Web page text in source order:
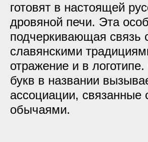
готовят в настоящей
дровяной печи. Эта
подчеркивающая связь
славянскими
отражение и в
букв в названии
ассоциации, связанные
обычаями.